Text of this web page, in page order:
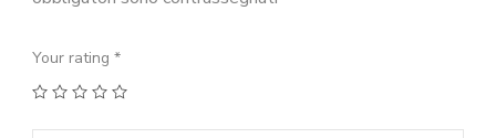
Your rating *
1 2 3 4